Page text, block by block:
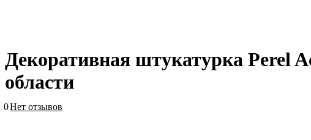
Декоративная штукатурка Perel
области
0Нет отзывов